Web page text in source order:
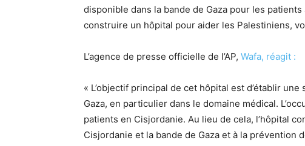
disponible dans la bande de Gaza pour les
construire un hôpital pour aider les Palestiniens,
L’agence de presse officielle de l’AP, Wafa, réagit :
« L’objectif principal de cet hôpital est d’établir
Gaza, en particulier dans le domaine médical.
patients en Cisjordanie. Au lieu de cela, l’hôpital
Cisjordanie et la bande de Gaza et à la prévention